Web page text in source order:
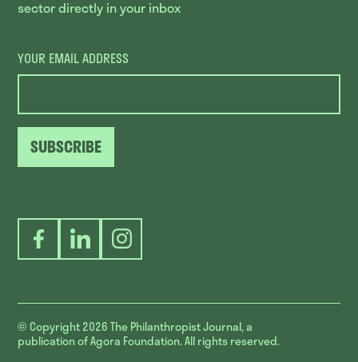
sector directly in your inbox
YOUR EMAIL ADDRESS
SUBSCRIBE
FacebookLinkedInInstagram
© Copyright 2026The Philanthropist Journal, a
publication of Agora Foundation. All rights reserved.